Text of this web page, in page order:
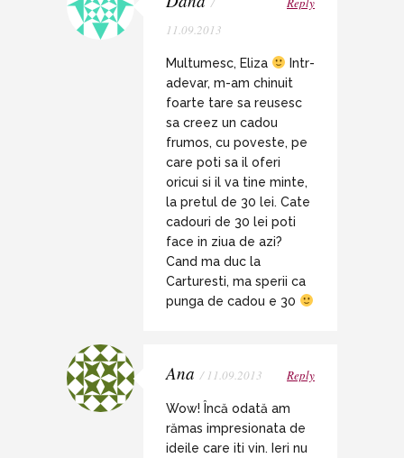
11.09.2013
Multumesc, Eliza
Intr-
adevar, m-am chinuit
foarte tare sa reusesc
sa creez un cadou
frumos, cu poveste, pe
care poti sa il oferi
oricui si il va tine minte,
la pretul de 30 lei. Cate
cadouri de 30 lei poti
face in ziua de azi?
Cand ma duc la
Carturesti, ma sperii ca
punga de cadou e 30
Ana / 11.09.2013 Reply
Wow! Încă odată am
rămas impresionata de
ideile care iti vin. Ieri nu